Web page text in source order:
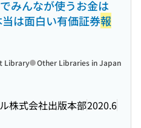
でみんなが使うお金は
当は面白い有価証券報
株式会社出版本部2020.6
Library Other Libraries in Japan